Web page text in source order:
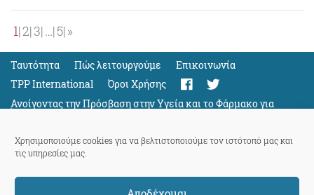
Χρησιμοποιούμε cookies για να βελτιστοποιούμε τον ιστότοπό μας και
τις υπηρεσίες μας.
1 2 3 … 5 »
Ταυτότητα Πώς λειτουργούμε
Eπικοινωνία
TPP International
Όροι Χρήσης
Ανοίγοντας την Πρόσβαση στην Υγεία και το Φάρμακο για
Όλους
Support